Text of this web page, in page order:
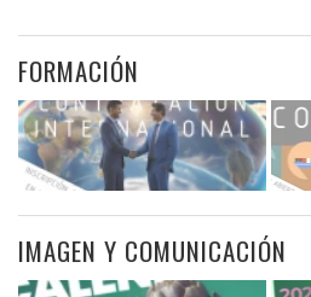
FORMACIÓN
IMAGEN Y COMUNICACIÓN